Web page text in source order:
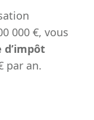
000 €, vous
d’impôt
par an.